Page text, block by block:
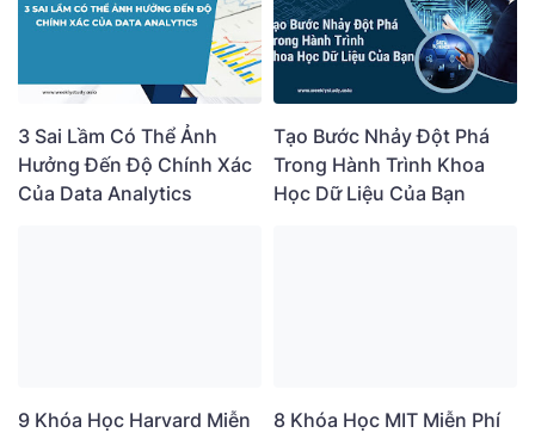
3 Sai Lầm Có Thể Ảnh
Hưởng Đến Độ Chính Xác
Của Data Analytics
Tạo Bước Nhảy Đột Phá
Trong Hành Trình Khoa
Học Dữ Liệu Của Bạn
9 Khóa Học Harvard Miễn
8 Khóa Học MIT Miễn Phí